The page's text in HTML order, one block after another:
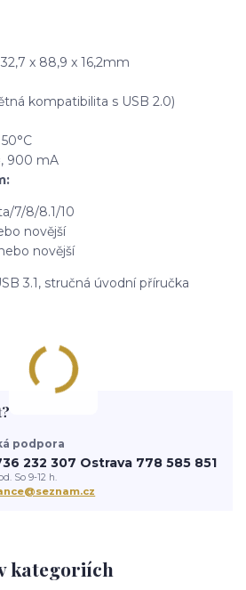
x 88,9 x 16,2mm
kompatibilita s USB 2.0)
900 mA
7/8/8.1/10
novější
novější
3.1, stručná úvodní příručka
kategoriích
podpora
232 307 Ostrava 778 585 851
So 9-12 h.